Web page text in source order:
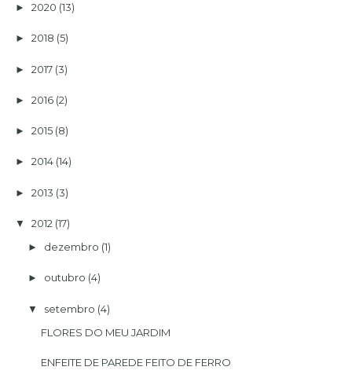
►2020 (13)
►2018 (5)
►2017 (3)
►2016 (2)
►2015 (8)
►2014 (14)
►2013 (3)
▼ 2012 (17)
► dezembro (1)
► outubro (4)
▼ setembro (4)
FLORES DO MEU JARDIM
ENFEITE DE PAREDE FEITO DE FERRO